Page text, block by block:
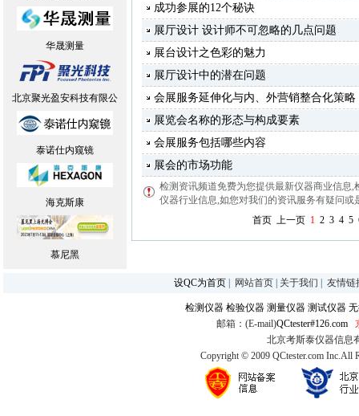
华晟测量
北京聚光盈安科技有限公
泰诺仕内窥镜
海克斯康
慕尼黑
成功参展的12个秘诀
展厅设计 设计师不可忽略的几点问题
展台设计之色彩的魅力
展厅设计中的潜在问题
会展服务延伸化与内、外营销整合化策略
展览会名称的形态与构成要素
会展服务包括哪些内容
展会的市场功能
检测资讯频道免费为您提供最新仪器商业信息,
仪器行业信息,如您对我们的资讯服务有疑问或
首页 上一页 1 2 3 4 5
设QC为首页 网站首页 关于我们 友情链
检测仪器 检验仪器 测量仪器 测试仪器
邮箱：(E-mail)QCtester#126.com
北京考斯泰仪器信息
Copyright © 2009 QCtester.com Inc.All